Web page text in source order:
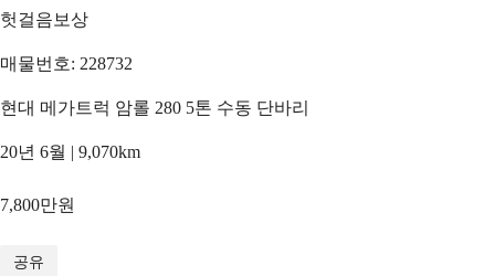
헛걸음보상
매물번호: 228732
현대 메가트럭 암롤 280 5톤 수동 단바리
20년 6월 | 9,070km
7,800만원
공유
/20